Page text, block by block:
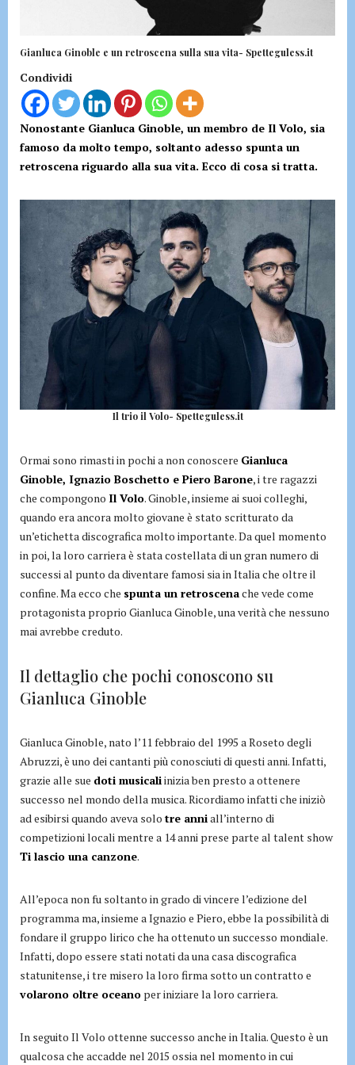
Gianluca Ginoble e un retroscena sulla sua vita- Spetteguless.it
Condividi
Nonostante Gianluca Ginoble, un membro de Il Volo, sia
famoso da molto tempo, soltanto adesso spunta un
retroscena riguardo alla sua vita. Ecco di cosa si tratta.
Il trio il Volo- Spetteguless.it
Ormai sono rimasti in pochi a non conoscere Gianluca
Ginoble, Ignazio Boschetto e Piero Barone, i tre ragazzi
che compongono Il Volo. Ginoble, insieme ai suoi colleghi,
quando era ancora molto giovane è stato scritturato da
un’etichetta discografica molto importante. Da quel momento
in poi, la loro carriera è stata costellata di un gran numero di
successi al punto da diventare famosi sia in Italia che oltre il
confine. Ma ecco che spunta un retroscenache vede come
protagonista proprio Gianluca Ginoble, una verità che nessuno
mai avrebbe creduto.
Il dettaglio che pochi conoscono su
Gianluca Ginoble
Gianluca Ginoble, nato l’11 febbraio del 1995 a Roseto degli
Abruzzi, è uno dei cantanti più conosciuti di questi anni. Infatti,
grazie alle sue doti musicaliinizia ben presto a ottenere
successo nel mondo della musica. Ricordiamo infatti che iniziò
ad esibirsi quando aveva solo tre anniall’interno di
competizioni locali mentre a 14 anni prese parte al talent show
Ti lascio una canzone.
All’epoca non fu soltanto in grado di vincere l’edizione del
programma ma, insieme a Ignazio e Piero, ebbe la possibilità di
fondare il gruppo lirico che ha ottenuto un successo mondiale.
Infatti, dopo essere stati notati da una casa discografica
statunitense, i tre misero la loro firma sotto un contratto e
volarono oltre oceano per iniziare la loro carriera.
In seguito Il Volo ottenne successo anche in Italia. Questo è un
qualcosa che accadde nel 2015 ossia nel momento in cui